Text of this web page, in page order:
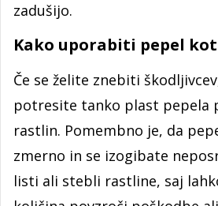
zadušijo.
Kako uporabiti pepel
Če se želite znebiti
potresite tanko plast pepela
rastlin. Pomembno je, da
zmerno in se izogibate
listi ali stebli rastline, saj